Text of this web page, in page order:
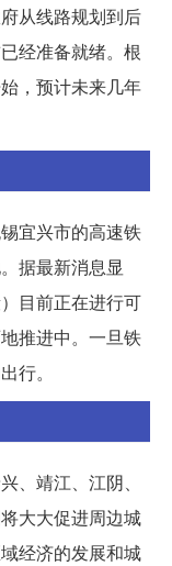
从线路规划到后
经准备就绪。根
，预计未来几年
宜兴市的高速铁
据最新消息显
目前正在进行可
推进中。一旦铁
行。
、靖江、江阴、
大大促进周边城
经济的发展和城